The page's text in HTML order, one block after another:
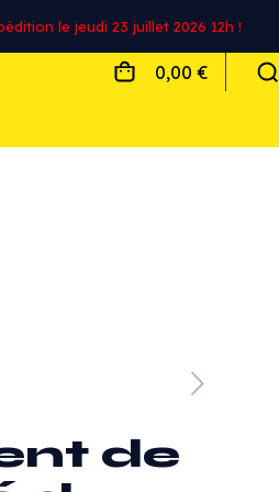
le jeudi 23 juillet 2026 12h !
0,00 €
de